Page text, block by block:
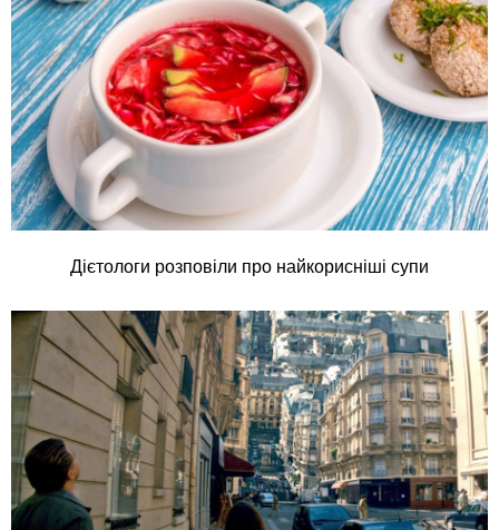
Дієтологи розповіли про найкорисніші супи